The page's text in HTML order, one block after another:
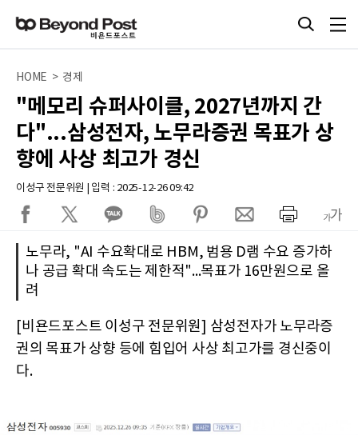
HOME > 경제
"메모리 슈퍼사이클, 2027년까지 간
다"...삼성전자, 노무라증권 목표가 상
향에 사상 최고가 경신
이성구 전문위원 | 입력 : 2025-12-26 09:42
노무라, "AI 수요확대로 HBM, 범용 D램 수요 증가하
나 공급 확대 속도는 제한적"...목표가 16만원으로 올
려
[비욘드포스트 이성구 전문위원] 삼성전자가 노무라증
권의 목표가 상향 등에 힘입어 사상 최고가를 경신중이
다.